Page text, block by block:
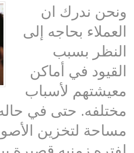
ونحن ندرك ان
العملاء بحاجه إلى
النظر بسبب
القيود في أماكن
معيشتهم لأسباب
مختلفه. حتى في حاله
مساحة لتخزين